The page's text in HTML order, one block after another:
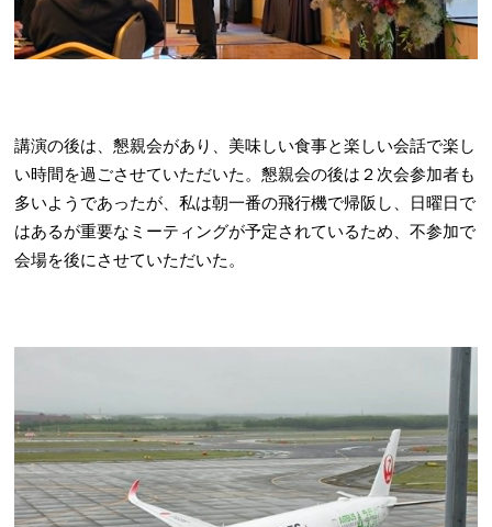
講演の後は、懇親会があり、美味しい食事と楽しい会話で楽し
い時間を過ごさせていただいた。懇親会の後は２次会参加者も
多いようであったが、私は朝一番の飛行機で帰阪し、日曜日で
はあるが重要なミーティングが予定されているため、不参加で
会場を後にさせていただいた。